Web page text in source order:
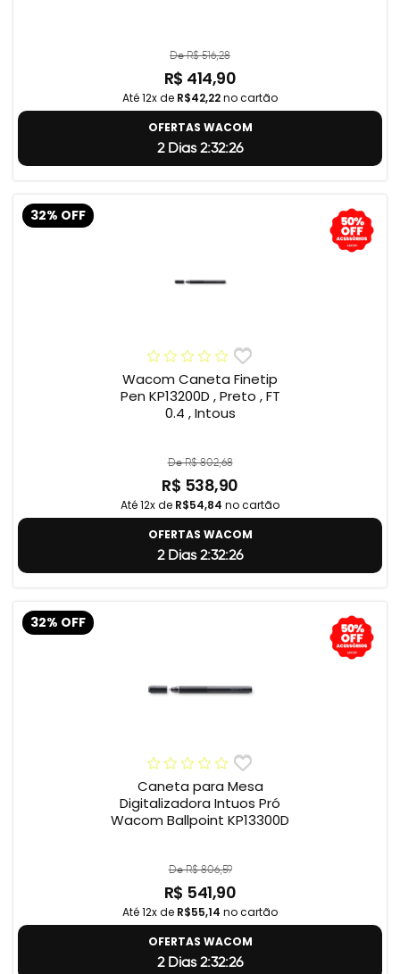
De R$ 516,28
R$ 414,90
Até 12x de R$42,22no cartão
OFERTAS WACOM
2 Dias 2:32:25
32% OFF
Wacom Caneta Finetip
Pen KP13200D , Preto , FT
0.4 , Intous
De R$ 802,68
R$ 538,90
Até 12x de R$54,84 no cartão
OFERTAS WACOM
2 Dias 2:32:25
32% OFF
Caneta para Mesa
Digitalizadora Intuos Pró
Wacom Ballpoint KP13300D
De R$ 806,59
R$ 541,90
Até 12x de R$55,14 no cartão
OFERTAS WACOM
2 Dias 2:32:25